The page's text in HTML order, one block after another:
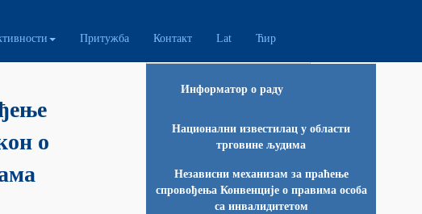
Притужба Контакт Lat Ћир
о
Информатор о раду
Национални известилац у области
трговине људима
Независни механизам за праћење
спровођења Конвенције о правима особа
са инвалидитетом